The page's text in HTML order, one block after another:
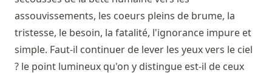
assouvissements, les coeurs pleins de brume, la
tristesse, le besoin, la fatalité, l'ignorance impure et
simple. Faut-il continuer de lever les yeux vers le ciel
? le point lumineux qu'on y distingue est-il de ceux